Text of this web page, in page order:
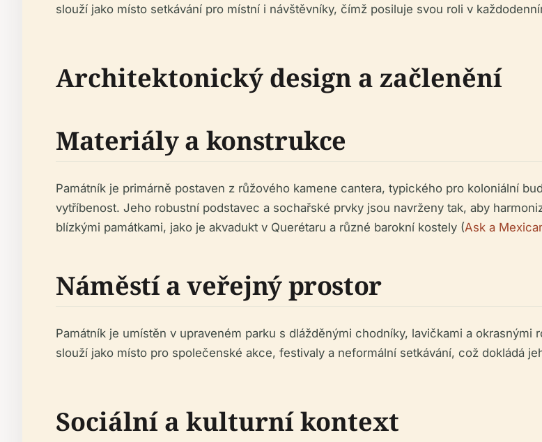
slouží jako místo setkávání pro místní i návštěvníky, čímž posiluje svou roli v
Architektonický design a začlenění
Materiály a konstrukce
Památník je primárně postaven z růžového kamene cantera, typického pro koloniální
vytříbenost. Jeho robustní podstavec a sochařské prvky jsou navrženy tak, aby
blízkými památkami, jako je akvadukt v Querétaru a různé barokní kostely (Ask a
Náměstí a veřejný prostor
Památník je umístěn v upraveném parku s dlážděnými chodníky, lavičkami a
slouží jako místo pro společenské akce, festivaly a neformální setkávání, což dokládá
Sociální a kulturní kontext